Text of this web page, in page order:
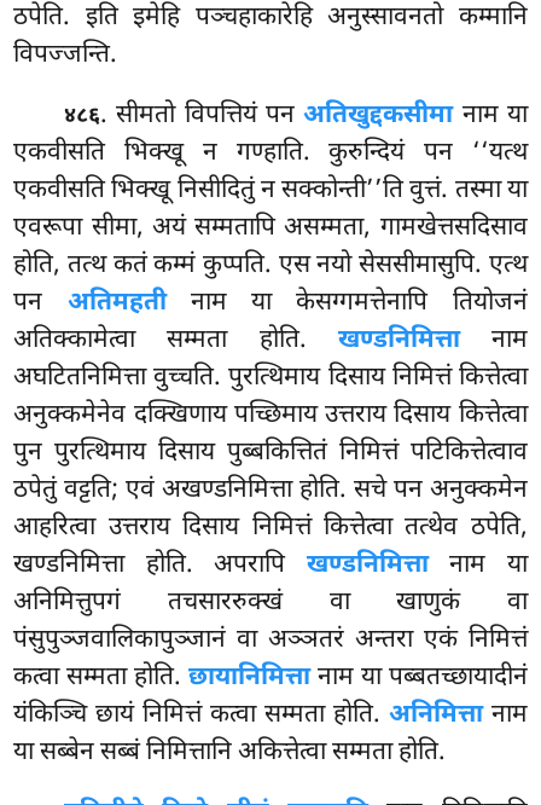
ठपेति. इति इमेहि पञ्चहाकारेहि अनुस्सावनतो कम्मानि
विपज्जन्ति.
४८६. सीमतो विपत्तियं पनअतिखुद्दकसीमानाम या
एकवीसति भिक्खू न गण्हाति. कुरुन्दियं पन ‘‘यत्थ
एकवीसति भिक्खू निसीदितुं न सक्कोन्ती’’ति वुत्तं. तस्मा या
एवरूपा सीमा, अयं सम्मतापि असम्मता, गामखेत्तसदिसाव
होति, तत्थ कतं कम्मं कुप्पति. एस नयो सेससीमासुपि. एत्थ
पन अतिमहतीनाम या केसग्गमत्तेनापि तियोजनं
अतिक्कामेत्वा सम्मता होति. खण्डनिमित्तानाम
अघटितनिमित्ता वुच्चति. पुरत्थिमाय दिसाय निमित्तं कित्तेत्वा
अनुक्कमेनेव दक्खिणाय पच्छिमाय उत्तराय दिसाय कित्तेत्वा
पुन पुरत्थिमाय दिसाय पुब्बकित्तितं निमित्तं पटिकित्तेत्वाव
ठपेतुं वट्टति; एवं अखण्डनिमित्ता होति. सचेपन अनुक्कमेन
आहरित्वा उत्तराय दिसाय निमित्तं कित्तेत्वा तत्थेव ठपेति,
खण्डनिमित्ता होति. अपरापि खण्डनिमित्तानाम या
अनिमित्तुपगं तचसाररुक्खं वा खाणुकं वा
पंसुपुञ्जवालिकापुञ्जानं वा अञ्ञतरं अन्तरा एकं निमित्तं
कत्वा सम्मता होति. छायानिमित्तानाम या पब्बतच्छायादीनं
यंकिञ्चि छायं निमित्तं कत्वा सम्मता होति. अनिमित्तानाम
या सब्बेन सब्बं निमित्तानि अकित्तेत्वा सम्मता होति.